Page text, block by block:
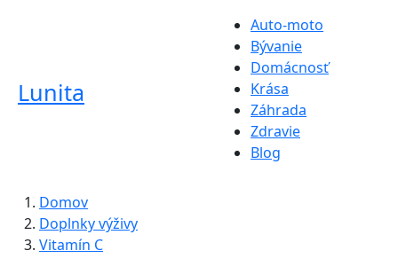
Lunita
Auto-moto
Bývanie
Domácnosť
Krása
Záhrada
Zdravie
Blog
Domov
Doplnky výživy
Vitamín C